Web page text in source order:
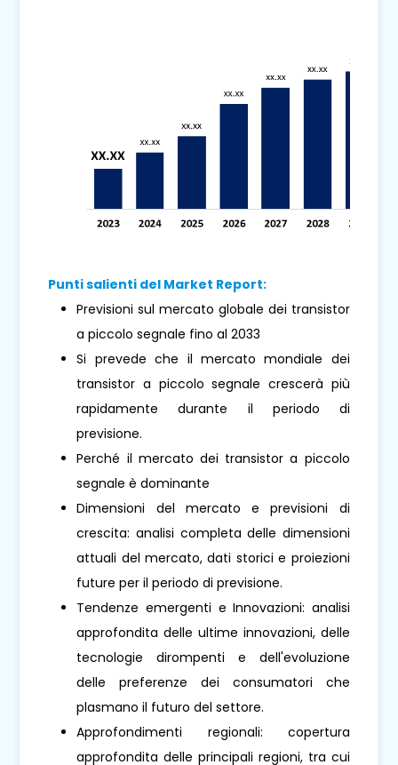
Punti salienti del Market Report:
Previsioni sul mercato globale dei transistor
a piccolo segnale fino al 2033
Si prevede che il mercato mondiale dei
transistor a piccolo segnale crescerà più
rapidamente durante il periodo di
previsione.
Perché il mercato dei transistor a piccolo
segnale è dominante
Dimensioni del mercato e previsioni di
crescita: analisi completa delle dimensioni
attuali del mercato, dati storici e proiezioni
future per il periodo di previsione.
Tendenze emergenti e Innovazioni: analisi
approfondita delle ultime innovazioni, delle
tecnologie dirompenti e dell'evoluzione
delle preferenze dei consumatori che
plasmano il futuro del settore.
Approfondimenti regionali: copertura
approfondita delle principali regioni, tra cui